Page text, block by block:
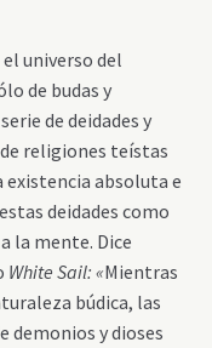
universo del
de budas y
de deidades y
religiones teístas
existencia absoluta e
deidades como
la mente. Dice
White Sail: «Mientras
búdica, las
demonios y dioses